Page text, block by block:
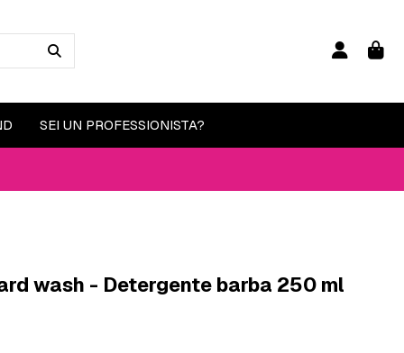
SEI UN PROFESSIONISTA?
wash - Detergente barba 250 ml